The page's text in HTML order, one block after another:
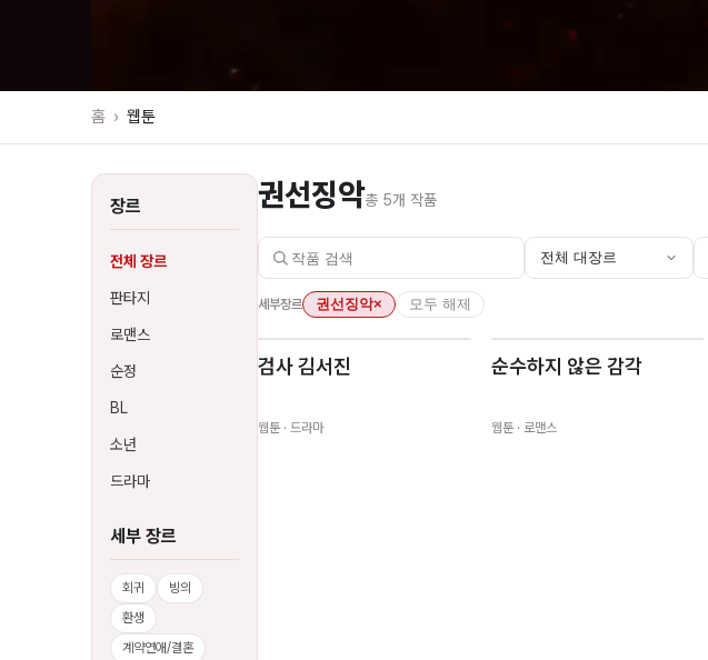
홈 › 웹툰
장르
전체 장르
판타지
로맨스
순정
BL
소년
드라마
세부 장르
회귀
빙의
환생
계약연애/결혼
권선징악총 5개 작품
전체 대장르
세부장르 권선징악× 모두 해제
검사 김서진
웹툰· 드라마
순수하지 않은 감각
웹툰· 로맨스